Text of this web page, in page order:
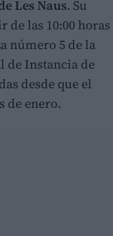
Les Naus. Su
de las 10:00 horas
número 5 de la
de Instancia de
desde que el
de enero.